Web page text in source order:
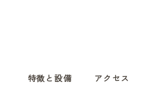
特徴と設備 アクセス